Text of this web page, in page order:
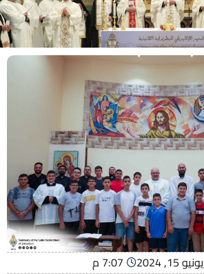
يونيو 15, 2024
7:07 م